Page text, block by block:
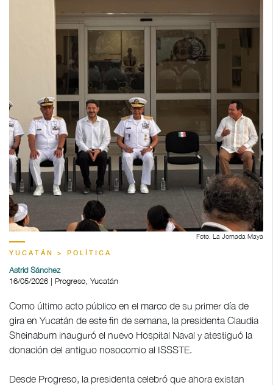
Foto: La Jornada Maya
YUCATÁN > POLÍTICA
Astrid Sánchez
16/05/2026 | Progreso, Yucatán
Como último acto público en el marco de su primer día de
gira en Yucatán de este fin de semana, la presidenta Claudia
Sheinabum inauguró el nuevo Hospital Naval y atestiguó la
donación del antiguo nosocomio al ISSSTE.
Desde Progreso, la presidenta celebró que ahora existan